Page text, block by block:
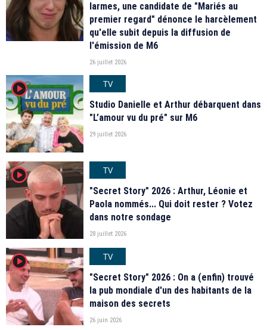
larmes, une candidate de "Mariés au
premier regard" dénonce le harcèlement
qu'elle subit depuis la diffusion de
l'émission de M6
26 juillet 2026
player2
TV
Studio Danielle et Arthur débarquent dans
"L’amour vu du pré" sur M6
29 juillet 2026
player2
TV
"Secret Story" 2026 : Arthur, Léonie et
Paola nommés... Qui doit rester ? Votez
dans notre sondage
28 juillet 2026
player2
TV
"Secret Story" 2026 : On a (enfin) trouvé
la pub mondiale d'un des habitants de la
maison des secrets
26 juin 2026